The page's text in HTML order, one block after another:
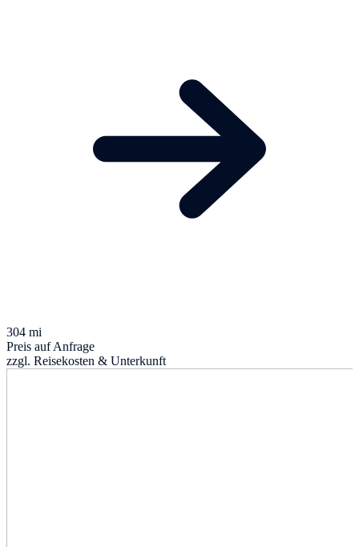
304 mi
Preis auf Anfrage
zzgl. Reisekosten & Unterkunft